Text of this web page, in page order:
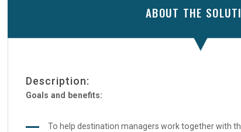
ABOUT THE
Description:
Goals and benefits:
To help destination managers work together with